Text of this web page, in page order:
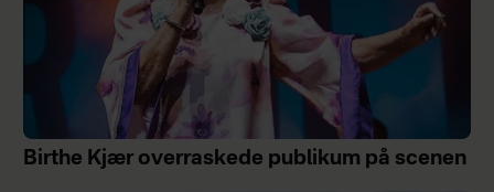
Birthe Kjær overraskede publikum på scenen